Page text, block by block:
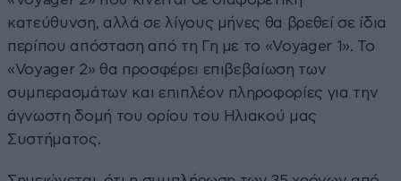
κατεύθυνση, αλλά σε λίγους μήνες θα βρεθεί σε ίδια
περίπου απόσταση από τη Γη με το «Voyager 1». Το
«Voyager 2» θα προσφέρει επιβεβαίωση των
συμπερασμάτων και επιπλέον πληροφορίες για την
άγνωστη δομή του ορίου του Ηλιακού μας
Συστήματος.